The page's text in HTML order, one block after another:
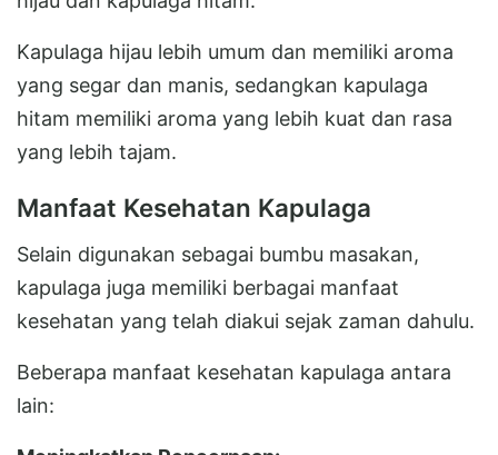
Kapulaga hijau lebih umum dan memiliki aroma
yang segar dan manis, sedangkan kapulaga
hitam memiliki aroma yang lebih kuat dan rasa
yang lebih tajam.
Manfaat Kesehatan Kapulaga
Selain digunakan sebagai bumbu masakan,
kapulaga juga memiliki berbagai manfaat
kesehatan yang telah diakui sejak zaman dahulu.
Beberapa manfaat kesehatan kapulaga antara
lain: